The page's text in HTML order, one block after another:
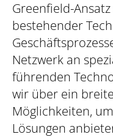
Greenfield-
bestehender
Netzwerk an
führenden
wir über ein
Möglichkeiten,
Lösungen